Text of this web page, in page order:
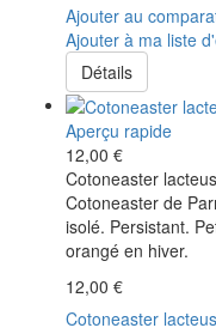
Ajouter au
Ajouter à ma liste
Détails
Aperçu rapide
12,00 €
Cotoneaster
Cotoneaster de
isolé. Persistant.
orangé en hiver.
12,00 €
Cotoneaster